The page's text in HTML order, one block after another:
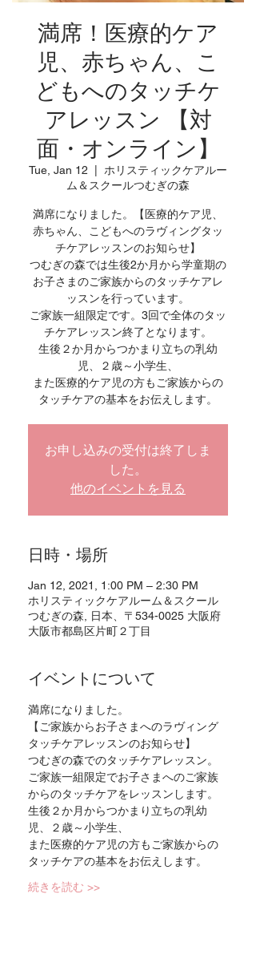
満席！医療的ケア
児、赤ちゃん、こ
どもへのタッチケ
アレッスン 【対
面・オンライン】
Tue, Jan 12
ホリスティックケアルー
ム＆スクールつむぎの森
満席になりました。【医療的ケア児、
赤ちゃん、こどもへのラヴィングタッ
チケアレッスンのお知らせ】
つむぎの森では生後2か月から学童期の
お子さまのご家族からのタッチケアレ
ッスンを行っています。
ご家族一組限定です。3回で全体のタッ
チケアレッスン終了となります。
生後２か月からつかまり立ちの乳幼
児、２歳～小学生、
また医療的ケア児の方もご家族からの
タッチケアの基本をお伝えします。
お申し込みの受付は終了しま
した。
他のイベントを見る
日時・場所
Jan 12, 2021, 1:00 PM – 2:30 PM
ホリスティックケアルーム＆スクール
つむぎの森, 日本、〒534-0025 大阪府
大阪市都島区片町２丁目
イベントについて
満席になりました。
【ご家族からお子さまへのラヴィング
タッチケアレッスンのお知らせ】
つむぎの森でのタッチケアレッスン。
ご家族一組限定でお子さまへのご家族
からのタッチケアをレッスンします。
生後２か月からつかまり立ちの乳幼
児、２歳～小学生、
また医療的ケア児の方もご家族からの
タッチケアの基本をお伝えします。
続きを読む >>